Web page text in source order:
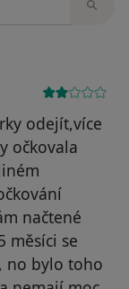
odejít,více
očkovala
načtené
měsíci se
no bylo toho